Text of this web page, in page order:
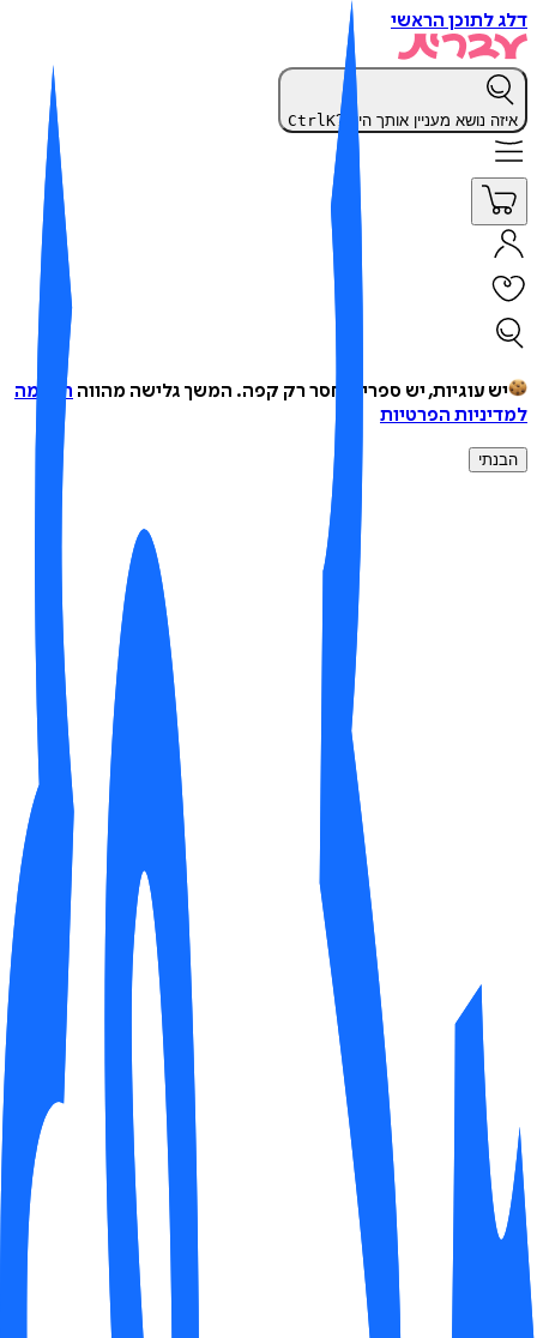
לתוכן הראשי
נושא מעניין אותך היום? Ctrl K
יש עוגיות, יש ספרים, חסר רק קפה.המשך גלישה מהווההסכמה
הפרטיות